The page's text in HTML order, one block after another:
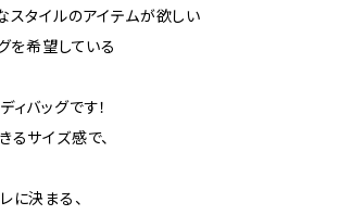
スタイルのアイテムが欲しい
を希望している
バッグです！
サイズ感で、
に決まる、